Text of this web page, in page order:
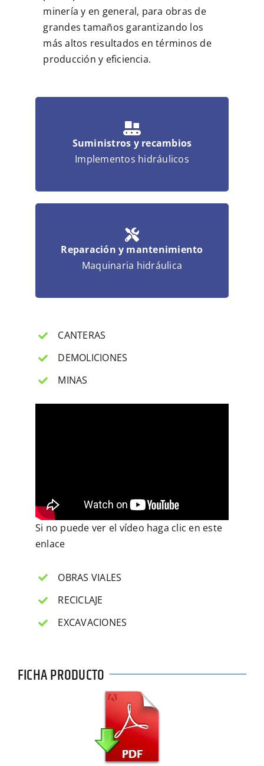
minería y en general, para obras de
grandes tamaños garantizando los
más altos resultados en términos de
producción y eficiencia.
Suministros y recambios
Implementos hidráulicos
Reparación y mantenimiento
Maquinaria hidráulica
CANTERAS
DEMOLICIONES
MINAS
Si no puede ver el vídeo haga clic en este
enlace
OBRAS VIALES
RECICLAJE
EXCAVACIONES
FICHA PRODUCTO